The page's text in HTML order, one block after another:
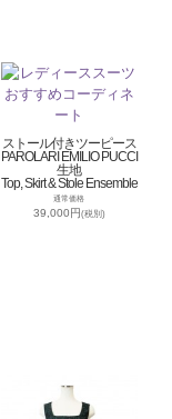
ストール付きツーピース
PAROLARI EMILIO PUCCI
生地
Top, Skirt & Stole Ensemble
通常価格
39,000円(税別)